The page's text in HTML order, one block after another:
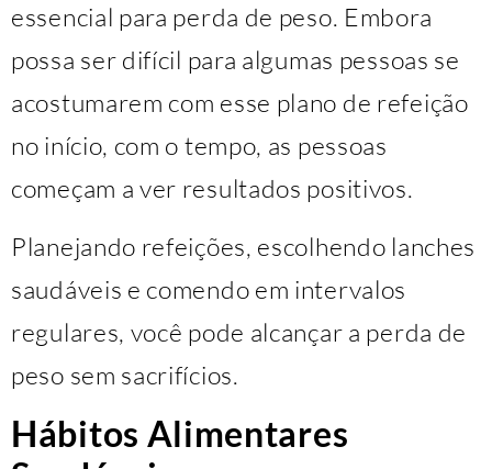
essencial para perda de peso. Embora
possa ser difícil para algumas pessoas se
acostumarem com esse plano de refeição
no início, com o tempo, as pessoas
começam a ver resultados positivos.
Planejando refeições, escolhendo lanches
saudáveis ​​e comendo em intervalos
regulares, você pode alcançar a perda de
peso sem sacrifícios.
Hábitos Alimentares